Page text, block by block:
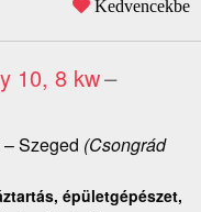
Kedvencekbe
10, 8 kw–
–Szeged (Csongrád
épületgépészet,